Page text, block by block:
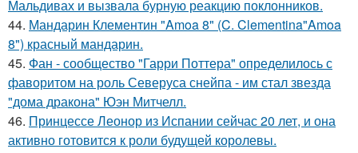
Мальдивах и вызвала бурную реакцию поклонников.
44. Мандарин Клементин "Amoa 8" (C. Clementina"Amoa
8") красный мандарин.
45. Фан - сообщество "Гарри Поттера" определилось с
фаворитом на роль Северуса снейпа - им стал звезда
"дома дракона" Юэн Митчелл.
46. Принцессе Леонор из Испании сейчас 20 лет, и она
активно готовится к роли будущей королевы.